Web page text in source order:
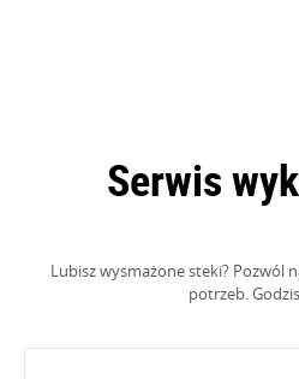
gotuj ją w wodzie przez 10-15
piwie jasnym lub
płyny dadzą różne efekty.
na pellet
Serwis
Lubisz wysmażone steki? Pozwól
potrzeb.